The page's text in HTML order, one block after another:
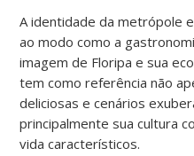
A identidade da metrópole
ao modo como a
imagem de Floripa e sua
tem como referência não
deliciosas e cenários
principalmente sua cultura
vida característicos.